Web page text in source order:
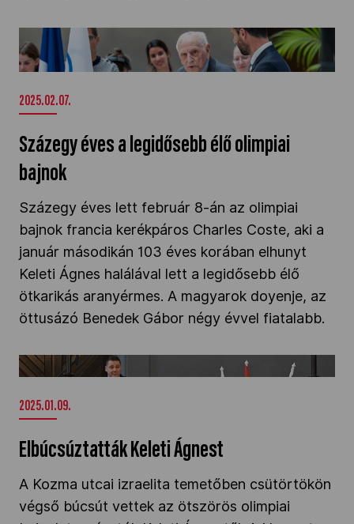
Százegy éves a legidősebb élő olimpiai bajnok"
/>
2025.02.07.
Százegy éves a legidősebb élő olimpiai
bajnok
Százegy éves lett február 8-án az olimpiai
bajnok francia kerékpáros Charles Coste, aki a
január másodikán 103 éves korában elhunyt
Keleti Ágnes halálával lett a legidősebb élő
ötkarikás aranyérmes. A magyarok doyenje, az
öttusázó Benedek Gábor négy évvel fiatalabb.
Elbúcsúztatták Keleti Ágnest" />
2025.01.09.
Elbúcsúztatták Keleti Ágnest
A Kozma utcai izraelita temetőben csütörtökön
végső búcsút vettek az ötszörös olimpiai